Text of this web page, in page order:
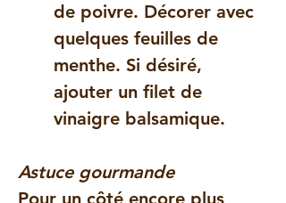
de poivre. Décorer avec
quelques feuilles de
menthe. Si désiré,
ajouter un filet de
vinaigre balsamique.
Astuce gourmande
Pour un côté encore plus